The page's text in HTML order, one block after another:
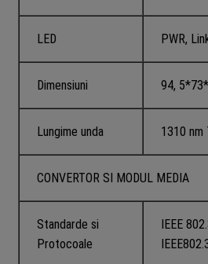
LED PWR,
Dimensiuni 94,
Lungime unda 1310 nm
CONVERTOR SI MODUL MEDIA
Standarde si
Protocoale
IEEE